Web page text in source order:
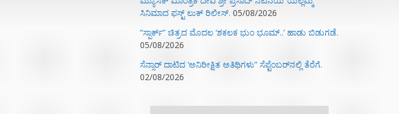
ಸಿನಿಮಾದ ಫಸ್ಟ್‌ ಲುಕ್‌ ರಿಲೀಸ್. 05/08/2026
“ಸ್ಪಾರ್ಕ್” ಚಿತ್ರದ ಮೊದಲ‌ ‘ಶಕಲಕ ಭುಂ‌ ಭೂಮ್..’ ಹಾಡು ಬಿಡುಗಡೆ.
05/08/2026
ಸೆನ್ಸಾರ್ ದಾಟಿದ ‘ಅನಿರೀಕ್ಷಿತ ಅತಿಥಿಗಳು” ಸೆಪ್ಟೆಂಬರ್‌ನಲ್ಲಿ ತೆರೆಗೆ.
02/08/2026